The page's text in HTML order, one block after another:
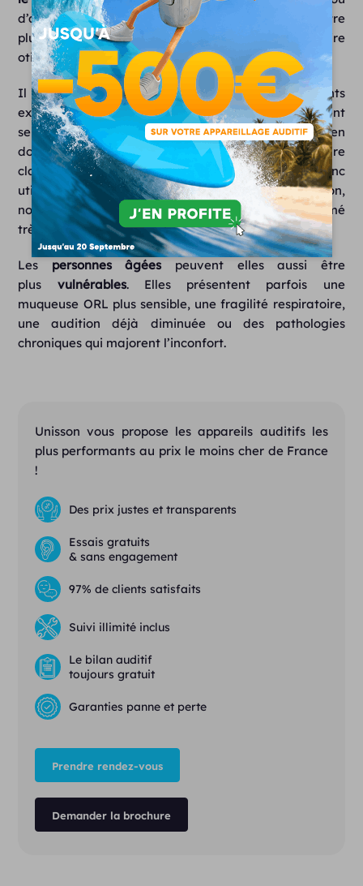
d’air trop sec, les symptômes peuvent donc apparaître
plus vite : oreilles bouchées, douleur, congestion, voire
otite.
Il faut aussi garder à l’esprit que les jeunes enfants
expriment parfois mal ce qu’ils ressentent. Ils peuvent
se toucher l’oreille, devenir irritables, moins bien
dormir ou moins bien entendre sans savoir décrire
clairement la gêne. Une attention particulière est donc
utile après une exposition prolongée à la climatisation,
notamment la nuit, en voiture ou dans un lieu fermé
très refroidi.
Les personnes âgées peuvent elles aussi être
plus vulnérables. Elles présentent parfois une
muqueuse ORL plus sensible, une fragilité respiratoire,
une audition déjà diminuée ou des pathologies
chroniques qui majorent l’inconfort.
Unisson vous propose les appareils auditifs les
plus performants au prix le moins cher de France
!
Des prix justes et transparents
Essais gratuits
& sans engagement
97% de clients satisfaits
Suivi illimité inclus
Le bilan auditif
toujours gratuit
Garanties panne et perte
Prendre rendez-vous
Demander la brochure